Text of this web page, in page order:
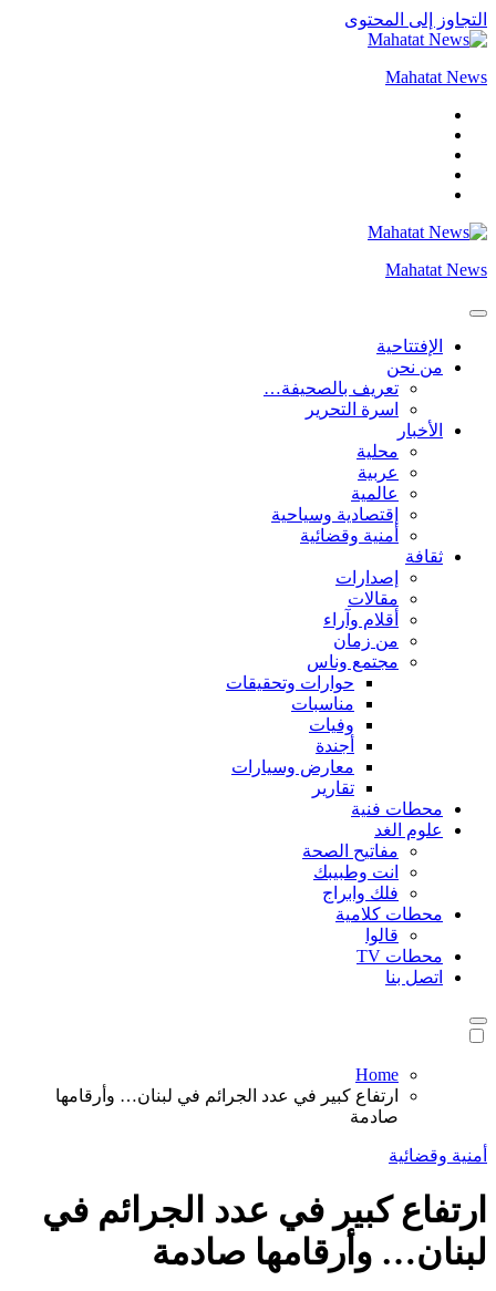
التجاوز إلى المحتوى
Mahatat News
Mahatat News
الإفتتاحية
من نحن
تعريف بالصحيفة…
اسرة التحرير
الأخبار
محلية
عربية
عالمية
إقتصادية وسياحية
أمنية وقضائية
ثقافة
إصدارات
مقالات
أقلام وآراء
من زمان
مجتمع وناس
حوارات وتحقيقات
مناسبات
وفيات
أجندة
معارض وسيارات
تقارير
محطات فنية
علوم الغد
مفاتيح الصحة
انت وطبيبك
فلك وابراج
محطات كلامية
قالوا
محطات TV
اتصل بنا
Home
ارتفاع كبير في عدد الجرائم في لبنان… وأرقامها
صادمة
أمنية وقضائية
ارتفاع كبير في عدد الجرائم في
لبنان… وأرقامها صادمة